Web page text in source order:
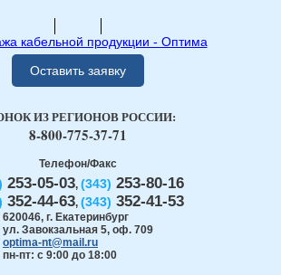
Оставить заявку
Телефон/Факс
253-05-03, (343) 253-80-16
352-44-63, (343) 352-41-53
620046, г. Екатеринбург
ул. Завокзальная 5, оф. 709
optima-nt@mail.ru
пн-пт: с 9:00 до 18:00
ИЗ РЕГИОНОВ РОССИИ:
8-800-775-37-71